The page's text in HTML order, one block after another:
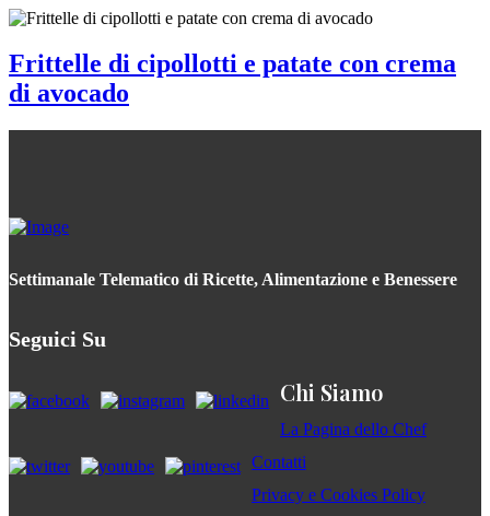
Frittelle di cipollotti e patate con crema
di avocado
Settimanale Telematico di Ricette, Alimentazione e Benessere
Seguici Su
Chi Siamo
La Pagina dello Chef
Contatti
Privacy e Cookies Policy